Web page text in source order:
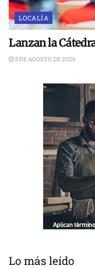
LOCALÍA
Lanzan la
5 DE AGOSTO DE 2026
Lo más leído